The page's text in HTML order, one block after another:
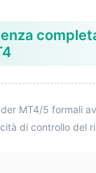
MT4/5 formali
di controllo del